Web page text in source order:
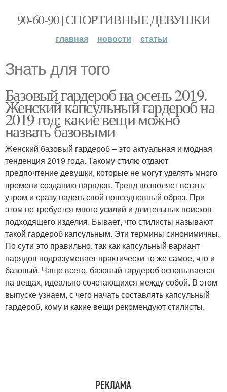
90-60-90 | СПОРТИВНЫЕ ДЕВУШКИ
главная новости статьи
Знать для того
Базовый гардероб на осень 2019.
Женский капсульный гардероб на
2019 год: какие вещи можно
назвать базовыми
Женский базовый гардероб – это актуальная и модная
тенденция 2019 года. Такому стилю отдают
предпочтение девушки, которые не могут уделять много
времени созданию нарядов. Тренд позволяет встать
утром и сразу надеть свой повседневный образ. При
этом не требуется много усилий и длительных поисков
подходящего изделия. Бывает, что стилисты называют
такой гардероб капсульным. Эти термины синонимичны.
По сути это правильно, так как капсульный вариант
нарядов подразумевает практически то же самое, что и
базовый. Чаще всего, базовый гардероб основывается
на вещах, идеально сочетающихся между собой. В этом
выпуске узнаем, с чего начать составлять капсульный
гардероб, кому и какие вещи рекомендуют стилисты.